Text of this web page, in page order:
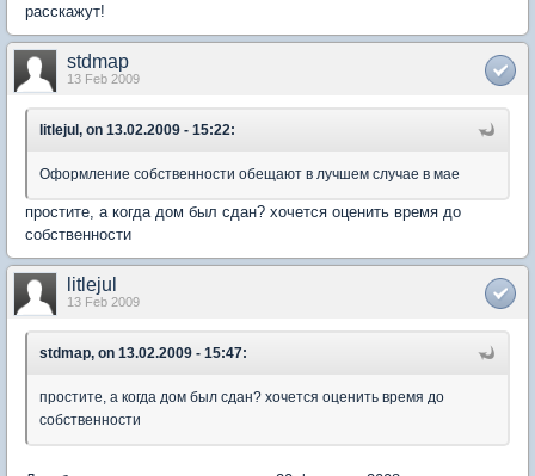
расскажут!
stdmap
13 Feb 2009
litlejul, on 13.02.2009 - 15:22:
Оформление собственности обещают в лучшем случае в мае
простите, а когда дом был сдан? хочется оценить время до
собственности
litlejul
13 Feb 2009
stdmap, on 13.02.2009 - 15:47:
простите, а когда дом был сдан? хочется оценить время до
собственности